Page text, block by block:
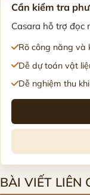
Cần kiểm tra
Casara hỗ trợ đọc
Rõ công năng và
Dễ dự toán vật
Dễ nghiệm thu
BÀI VIẾT LIÊN